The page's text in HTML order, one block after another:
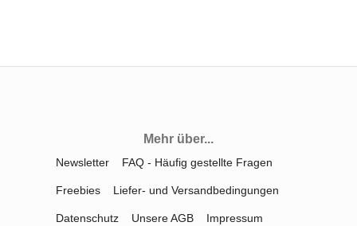
Mehr über...
Newsletter FAQ - Häufig gestellte Fragen
Freebies Liefer- und Versandbedingungen
Datenschutz Unsere AGB Impressum